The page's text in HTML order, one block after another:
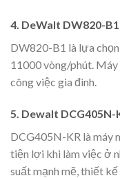
4. DeWalt DW820-B1
DW820-B1 là lựa
11000 vòng/phút. Máy
công việc gia đình.
5. Dewalt DCG405N-
DCG405N-KR là máy
tiện lợi khi làm việc ở
suất mạnh mẽ, thiết kế